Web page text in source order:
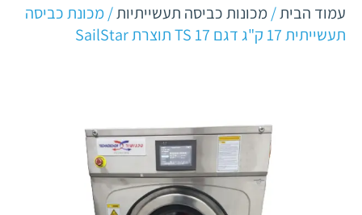
עמוד הבית/מכונות כביסה תעשייתיות/ מכונת כביסה
תעשייתית 17 ק"ג דגם TS 17 תוצרת SailStar